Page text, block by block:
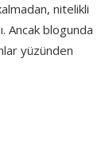
nitelikli
Ancak blogunda
yüzünden